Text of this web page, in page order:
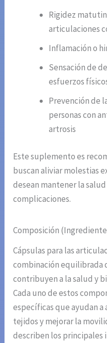
Rigidez
articulaciones
Inflamación o
Sensación de
esfuerzos
Prevención de
personas con
artrosis
Este suplemento es
buscan aliviar molestias
desean mantener la
complicaciones.
Composición
Cápsulas para las
combinación equilibrada
contribuyen a la salud y
Cada uno de estos
específicas que ayudan
tejidos y mejorar la
describen los principales